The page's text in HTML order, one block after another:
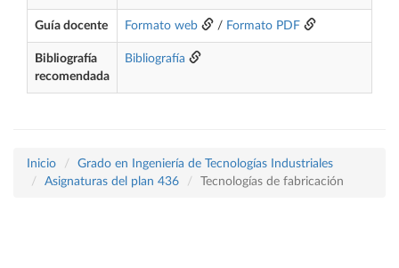
Guía docente Formato web / Formato PDF
Bibliografía
recomendada
Bibliografía
Inicio
Grado en Ingeniería de Tecnologías Industriales
Asignaturas del plan 436
Tecnologías de fabricación